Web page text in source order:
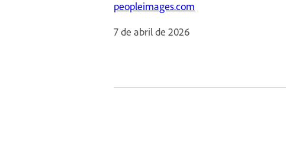
peopleimages.com
7 de abril de 2026